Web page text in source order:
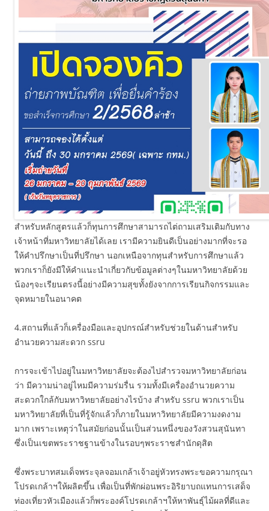
สำหรับหลักสูตรแล้วก็ทุนการศึกษาสามารถไต่ถามเสริมเติมกับทาง
เจ้าหน้าที่มหาวิทยาลัยได้เลย เรามีความยินดีเป็นอย่างมากที่จะรอ
ให้คำปรึกษาเป็นที่ปรึกษา นอกเหนือจากทุนสำหรับการศึกษาแล้ว
พวกเราก็ยังมีให้คำแนะนำเกี่ยวกับข้อมูลต่างๆในมหาวิทยาลัยด้วย
น้องๆจะเรียนตรงนี้อย่างมีความสุขทั้งยังจากการเรียนกิจกรรมและ
จุดหมายในอนาคต
4.สถานที่แล้วก็เครื่องมือและอุปกรณ์สำหรับช่วยในด้านสำหรับ
อำนวยความสะดวก ssru
การจะเข้าไปอยู่ในมหาวิทยาลัยจะต้องไปสำรวจมหาวิทยาลัยก่อน
ว่า มีความน่าอยู่ไหมมีความร่มรื่น รวมทั้งมีเครื่องอำนวยความ
สะดวกใกล้กับมหาวิทยาลัยอย่างไรบ้าง สำหรับ ssru พวกเราเป็น
มหาวิทยาลัยที่เป็นที่รู้จักแล้วก็ภายในมหาวิทยาลัยมีความงดงาม
มาก เพราะเหตุว่าในสมัยก่อนนั้นเป็นส่วนหนึ่งของวังสวนสุนันทา
ซึ่งเป็นเขตพระราชฐานข้างในรอบๆพระราชสำนักดุสิต
ซึ่งพระบาทสมเด็จพระจุลจอมเกล้าเจ้าอยู่หัวทรงพระขอความกรุณา
โปรดเกล้าฯให้ผลิตขึ้น เพื่อเป็นที่พักผ่อนพระอิริยาบถแทนการเสด็จ
ท่องเที่ยวหัวเมืองแล้วก็พระองค์โปรดเกล้าฯให้หาพันธุ์ไม้ผลที่ดีและ